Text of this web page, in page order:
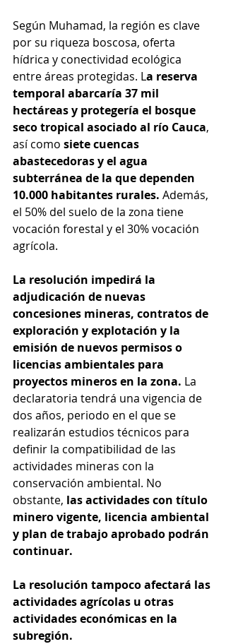
Según Muhamad, la región es clave
por su riqueza boscosa, oferta
hídrica y conectividad ecológica
entre áreas protegidas. La reserva
temporal abarcaría 37 mil
hectáreas y protegería el bosque
seco tropical asociado al río Cauca,
así como siete cuencas
abastecedoras y el agua
subterránea de la que dependen
10.000 habitantes rurales. Además,
el 50% del suelo de la zona tiene
vocación forestal y el 30% vocación
agrícola.
La resolución impedirá la
adjudicación de nuevas
concesiones mineras, contratos de
exploración y explotación y la
emisión de nuevos permisos o
licencias ambientales para
proyectos mineros en la zona. La
declaratoria tendrá una vigencia de
dos años, periodo en el que se
realizarán estudios técnicos para
definir la compatibilidad de las
actividades mineras con la
conservación ambiental. No
obstante, las actividades con título
minero vigente, licencia ambiental
y plan de trabajo aprobado podrán
continuar.
La resolución tampoco afectará las
actividades agrícolas u otras
actividades económicas en la
subregión.